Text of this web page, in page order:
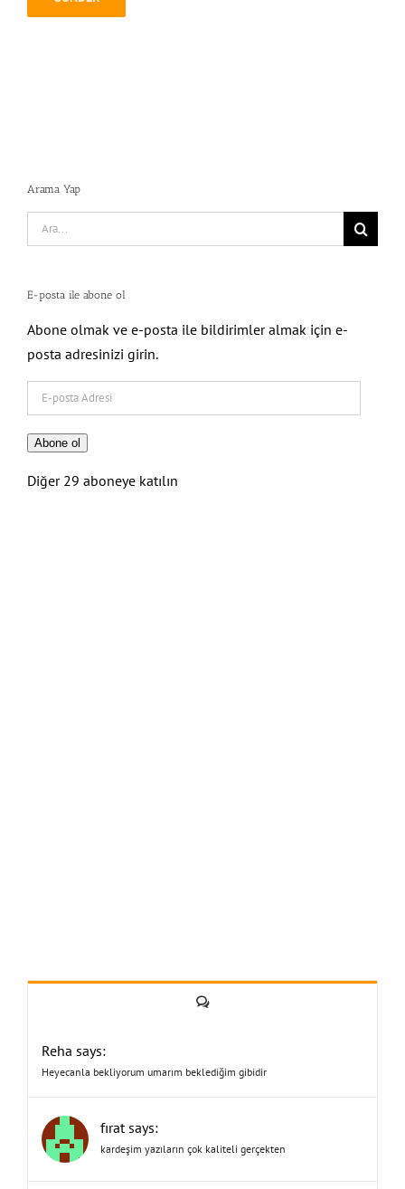
Arama Yap
Search
for:
E-posta ile abone ol
Abone olmak ve e-posta ile bildirimler almak için e-
posta adresinizi girin.
posta
Adresi
Abone ol
Diğer 29 aboneye katılın
Yorum
Reha says:
Heyecanla bekliyorum umarım beklediğim gibidir
fırat says:
kardeşim yazıların çok kaliteli gerçekten